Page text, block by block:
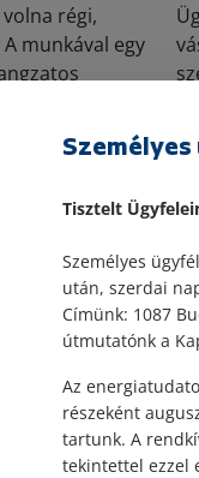
régi,
munkával egy
Tisztelt
Személyes
után, szerdai
Címünk: 1087
útmutatónk a
Az
részeként
tartunk. A
tekintettel ezzel